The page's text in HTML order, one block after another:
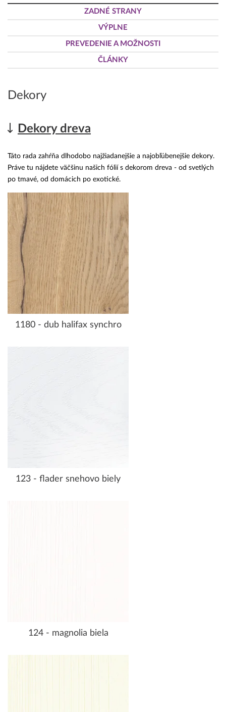
ZADNÉ STRANY
VÝPLNE
PREVEDENIE A MOŽNOSTI
ČLÁNKY
Dekory
Dekory dreva
Táto rada zahŕňa dlhodobo najžiadanejšie a najobľúbenejšie dekory.
Práve tu nájdete väčšinu našich fólií s dekorom dreva - od svetlých
po tmavé, od domácich po exotické.
1180 - dub halifax synchro
123 - flader snehovo biely
124 - magnolia biela